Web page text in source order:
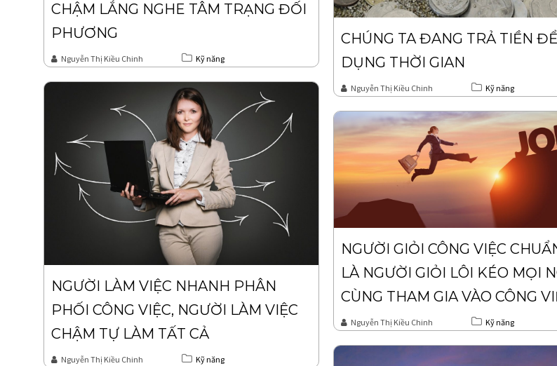
CHẬM LẮNG NGHE TÂM TRẠNG ĐỐI
PHƯƠNG
Nguyễn Thị Kiều Chinh Kỹ năng
CHÚNG TA ĐANG TRẢ TIỀN
DỤNG THỜI GIAN
Nguyễn Thị Kiều Chinh Kỹ năng
NGƯỜI LÀM VIỆC NHANH PHÂN
PHỐI CÔNG VIỆC, NGƯỜI LÀM VIỆC
CHẬM TỰ LÀM TẤT CẢ
Nguyễn Thị Kiều Chinh Kỹ năng
NGƯỜI GIỎI CÔNG VIỆC
LÀ NGƯỜI GIỎI LÔI KÉO MỌI
CÙNG THAM GIA VÀO CÔNG
Nguyễn Thị Kiều Chinh Kỹ năng